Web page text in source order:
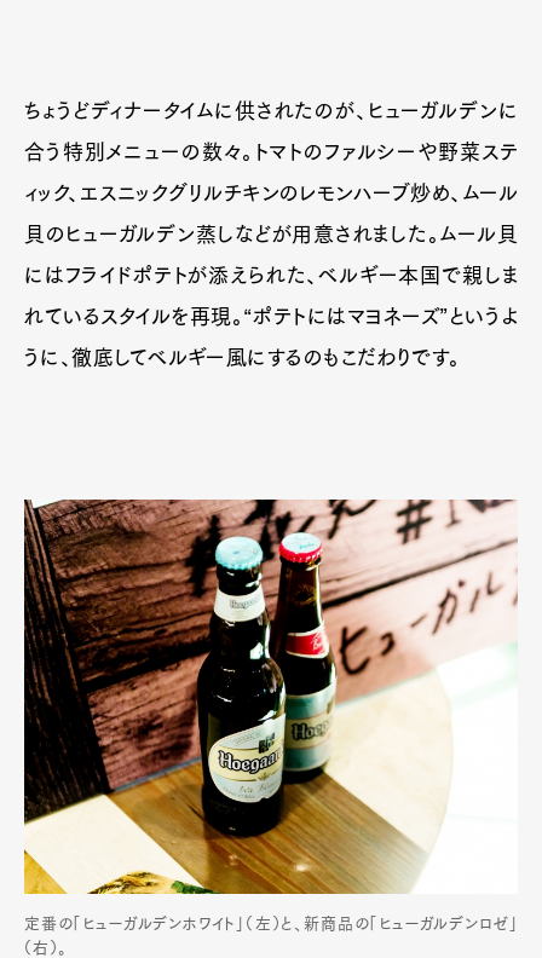
ちょうどディナータイムに供されたのが、ヒューガルデンに
合う特別メニューの数々。トマトのファルシーや野菜ステ
ィック、エスニックグリルチキンのレモンハーブ炒め、ムール
貝のヒューガルデン蒸しなどが用意されました。ムール貝
にはフライドポテトが添えられた、ベルギー本国で親しま
れているスタイルを再現。“ポテトにはマヨネーズ”というよ
うに、徹底してベルギー風にするのもこだわりです。
定番の「ヒューガルデンホワイト」（左）と、新商品の「ヒューガルデンロゼ」
（右）。